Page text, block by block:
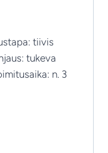
tiivis
tukeva
n. 3